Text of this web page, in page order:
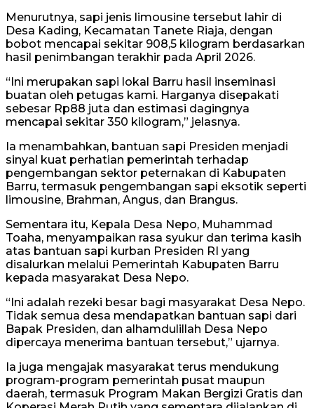
Menurutnya, sapi jenis limousine tersebut lahir di
Desa Kading, Kecamatan Tanete Riaja, dengan
bobot mencapai sekitar 908,5 kilogram berdasarkan
hasil penimbangan terakhir pada April 2026.
“Ini merupakan sapi lokal Barru hasil inseminasi
buatan oleh petugas kami. Harganya disepakati
sebesar Rp88 juta dan estimasi dagingnya
mencapai sekitar 350 kilogram,” jelasnya.
Ia menambahkan, bantuan sapi Presiden menjadi
sinyal kuat perhatian pemerintah terhadap
pengembangan sektor peternakan di Kabupaten
Barru, termasuk pengembangan sapi eksotik seperti
limousine, Brahman, Angus, dan Brangus.
Sementara itu, Kepala Desa Nepo, Muhammad
Toaha, menyampaikan rasa syukur dan terima kasih
atas bantuan sapi kurban Presiden RI yang
disalurkan melalui Pemerintah Kabupaten Barru
kepada masyarakat Desa Nepo.
“Ini adalah rezeki besar bagi masyarakat Desa Nepo.
Tidak semua desa mendapatkan bantuan sapi dari
Bapak Presiden, dan alhamdulillah Desa Nepo
dipercaya menerima bantuan tersebut,” ujarnya.
Ia juga mengajak masyarakat terus mendukung
program-program pemerintah pusat maupun
daerah, termasuk Program Makan Bergizi Gratis dan